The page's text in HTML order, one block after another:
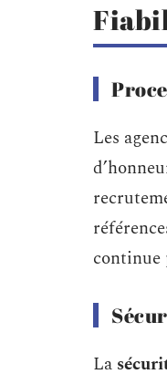
Les
continue
La